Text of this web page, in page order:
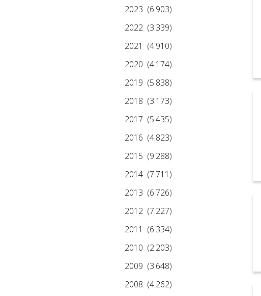
2023 (6.903)
2022 (3.339)
2021 (4.910)
2020 (4.174)
2019 (5.838)
2018 (3.173)
2017 (5.435)
2016 (4.823)
2015 (9.288)
2014 (7.711)
2013 (6.726)
2012 (7.227)
2011 (6.334)
2010 (2.203)
2009 (3.648)
2008 (4.262)